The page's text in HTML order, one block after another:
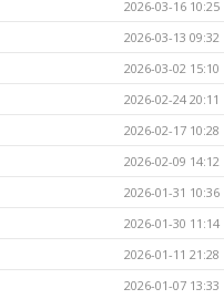
2026-03-16 10:25
2026-03-13 09:32
2026-03-02 15:10
2026-02-24 20:11
2026-02-17 10:28
2026-02-09 14:12
2026-01-31 10:36
2026-01-30 11:14
2026-01-11 21:28
2026-01-07 13:33